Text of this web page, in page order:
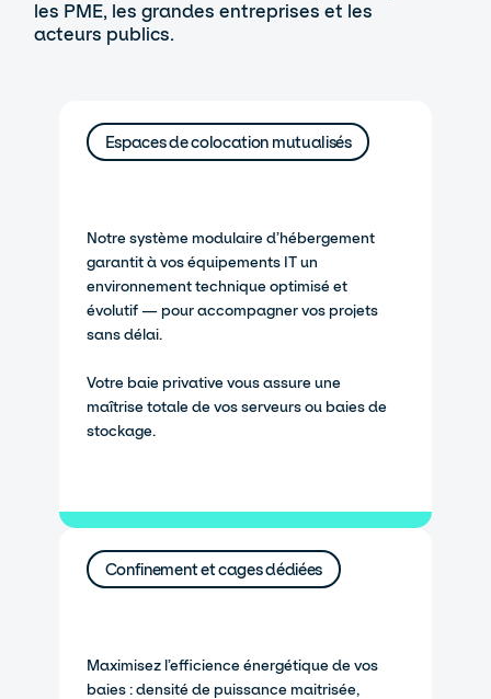
les PME, les grandes entreprises et les
acteurs publics.
Espaces de colocation mutualisés
Notre système modulaire d’hébergement
garantit à vos équipements IT un
environnement technique optimisé et
évolutif — pour accompagner vos projets
sans délai.
Votre baie privative vous assure une
maîtrise totale de vos serveurs ou baies de
stockage.
Confinement et cages dédiées
Maximisez l’efficience énergétique de vos
baies : densité de puissance maitrisée,